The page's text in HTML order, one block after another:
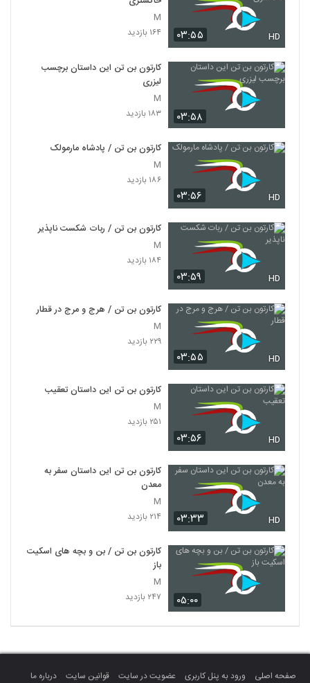
۰۳:۵۵ HD
M
۱۶۴ بازدید
۰۳:۵۸
کارتون بن تن این داستان برچسب
لیزری
M
۱۸۳ بازدید
۰۳:۵۶ HD
کارتون بن تن / پادشاه مارمولک
M
۱۸۶ بازدید
۰۳:۵۹ HD
کارتون بن تن / ربات شکست ناپذیر
M
۱۸۴ بازدید
۰۳:۵۵ HD
کارتون بن تن / هرج و مرج در قطار
M
۲۲۹ بازدید
۰۳:۵۶ HD
کارتون بن تن این داستان تعقیب
M
۲۵۱ بازدید
۰۳:۳۳ HD
کارتون بن تن این داستان سفر به
معدن
M
۲۱۴ بازدید
۰۵:۰۰
کارتون بن تن / بن و بچه های اسکیت
باز
M
۲۴۷ بازدید
صفحه اصلی ورود به پنل کاربری عضویت در سایت قوانین سایت درباره ما